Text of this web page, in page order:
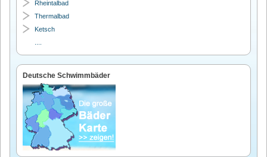
Rheintalbad
Thermalbad
Ketsch
Deutsche Schwimmbäder